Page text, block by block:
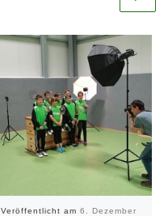
Veröffentlicht am 6. Dezember